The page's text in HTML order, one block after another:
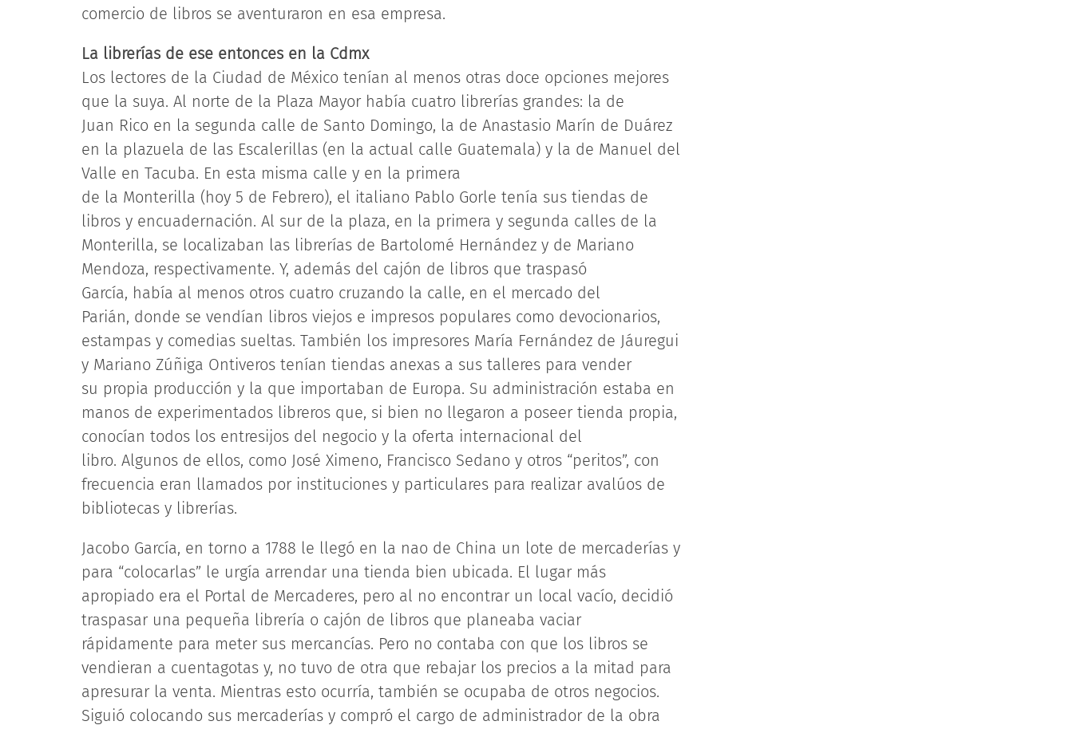
comercio de libros se aventuraron en esa empresa.
La librerías de ese entonces en la Cdmx
Los lectores de la Ciudad de México tenían al menos otras doce opciones mejores
que la suya. Al norte de la Plaza Mayor había cuatro librerías grandes: la de
Juan Rico en la segunda calle de Santo Domingo, la de Anastasio Marín de Duárez
en la plazuela de las Escalerillas (en la actual calle Guatemala) y la de Manuel del
Valle en Tacuba. En esta misma calle y en la primera
de la Monterilla (hoy 5 de Febrero), el italiano Pablo Gorle tenía sus tiendas de
libros y encuadernación. Al sur de la plaza, en la primera y segunda calles de la
Monterilla, se localizaban las librerías de Bartolomé Hernández y de Mariano
Mendoza, respectivamente. Y, además del cajón de libros que traspasó
García, había al menos otros cuatro cruzando la calle, en el mercado del
Parián, donde se vendían libros viejos e impresos populares como devocionarios,
estampas y comedias sueltas. También los impresores María Fernández de Jáuregui
y Mariano Zúñiga Ontiveros tenían tiendas anexas a sus talleres para vender
su propia producción y la que importaban de Europa. Su administración estaba en
manos de experimentados libreros que, si bien no llegaron a poseer tienda propia,
conocían todos los entresijos del negocio y la oferta internacional del
libro. Algunos de ellos, como José Ximeno, Francisco Sedano y otros “peritos”, con
frecuencia eran llamados por instituciones y particulares para realizar avalúos de
bibliotecas y librerías.
Jacobo García, en torno a 1788 le llegó en la nao de China un lote de mercaderías y
para “colocarlas” le urgía arrendar una tienda bien ubicada. El lugar más
apropiado era el Portal de Mercaderes, pero al no encontrar un local vacío, decidió
traspasar una pequeña librería o cajón de libros que planeaba vaciar
rápidamente para meter sus mercancías. Pero no contaba con que los libros se
vendieran a cuentagotas y, no tuvo de otra que rebajar los precios a la mitad para
apresurar la venta. Mientras esto ocurría, también se ocupaba de otros negocios.
Siguió colocando sus mercaderías y compró el cargo de administrador de la obra